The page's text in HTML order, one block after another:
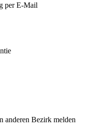
per E-Mail
anderen Bezirk melden